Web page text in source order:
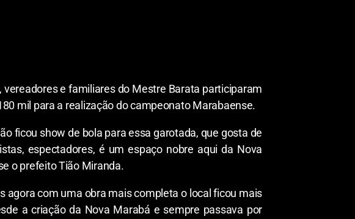
e familiares do Mestre Barata participaram
mil para a realização do campeonato Marabaense.
ficou show de bola para essa garotada, que gosta de
espectadores, é um espaço nobre aqui da Nova
o prefeito Tião Miranda.
agora com uma obra mais completa o local ficou mais
a criação da Nova Marabá e sempre passava por